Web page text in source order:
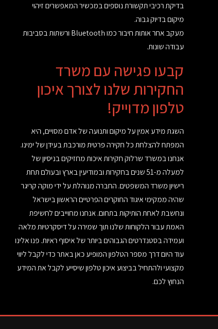
בדיקת רכיבי תקשורת נוספים במכשיר המאפשרים זיהוי
מיקום בדיוק גבוה.
מעקב אחר אותות חיבור כמו Bluetooth ורשתות בסביבות
עבודה שונות.
קבעו פגישה עם משרד
החקירות שלנו לצורך איכון
טלפון מדוייק!
השגת מידע אמין על מיקום ותנועה של אדם מסויים, היא
המפתח להצלחת כל חקירה פרטית מורכבת בעידן של ימינו.
אנחנו במשרד שרלוק חקירות איכות מחזיקים בניסיון של
למעלה מ-51 שנים בחקירות ובמודיעין בארץ ובעולם תחת
רישיון משרד המשפטים. החברה מנוהלת על ידי מוקה קריגר
שהיה ממקימי איגוד החוקרים הפרטיים הראשון בישראל
ונחשבת לאחת הותיקות בתחום. אנחנו מחוייבים לחשיפת
האמת עבור הלקוחות שלנו תוך שמירה על דיסקרטיות מלאה
ועמידה בסטנדרטים הגבוהים ביותר של איסוף ראיות. פנו אלינו
עוד היום דרך מספר הטלפון המופיע כאן באתר כדי לקבל ליווי
מקצועי ולהתחיל בביצוע איכון טלפון שיסייע לקבל את המידע
הנחוץ לכם.